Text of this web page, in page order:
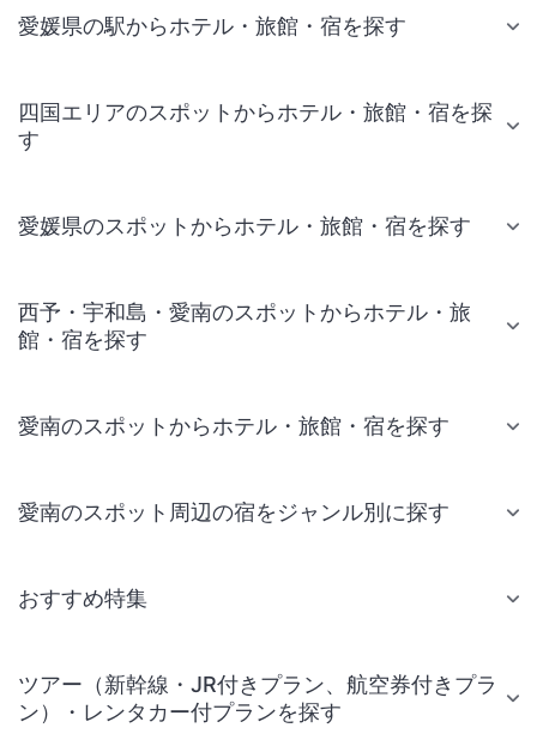
愛媛県の駅からホテル・旅館・宿を探す
四国エリアのスポットからホテル・旅館・宿を探
す
愛媛県のスポットからホテル・旅館・宿を探す
西予・宇和島・愛南のスポットからホテル・旅
館・宿を探す
愛南のスポットからホテル・旅館・宿を探す
愛南のスポット周辺の宿をジャンル別に探す
おすすめ特集
ツアー（新幹線・JR付きプラン、航空券付きプラ
ン）・レンタカー付プランを探す